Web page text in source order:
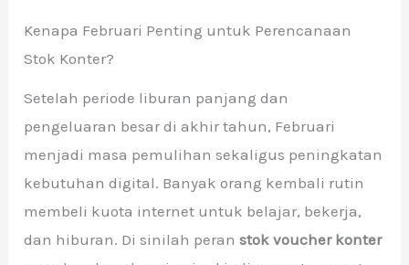
Kenapa Februari Penting untuk Perencanaan
Stok Konter?
Setelah periode liburan panjang dan
pengeluaran besar di akhir tahun, Februari
menjadi masa pemulihan sekaligus peningkatan
kebutuhan digital. Banyak orang kembali rutin
membeli kuota internet untuk belajar, bekerja,
dan hiburan. Di sinilah peranstok voucher konter